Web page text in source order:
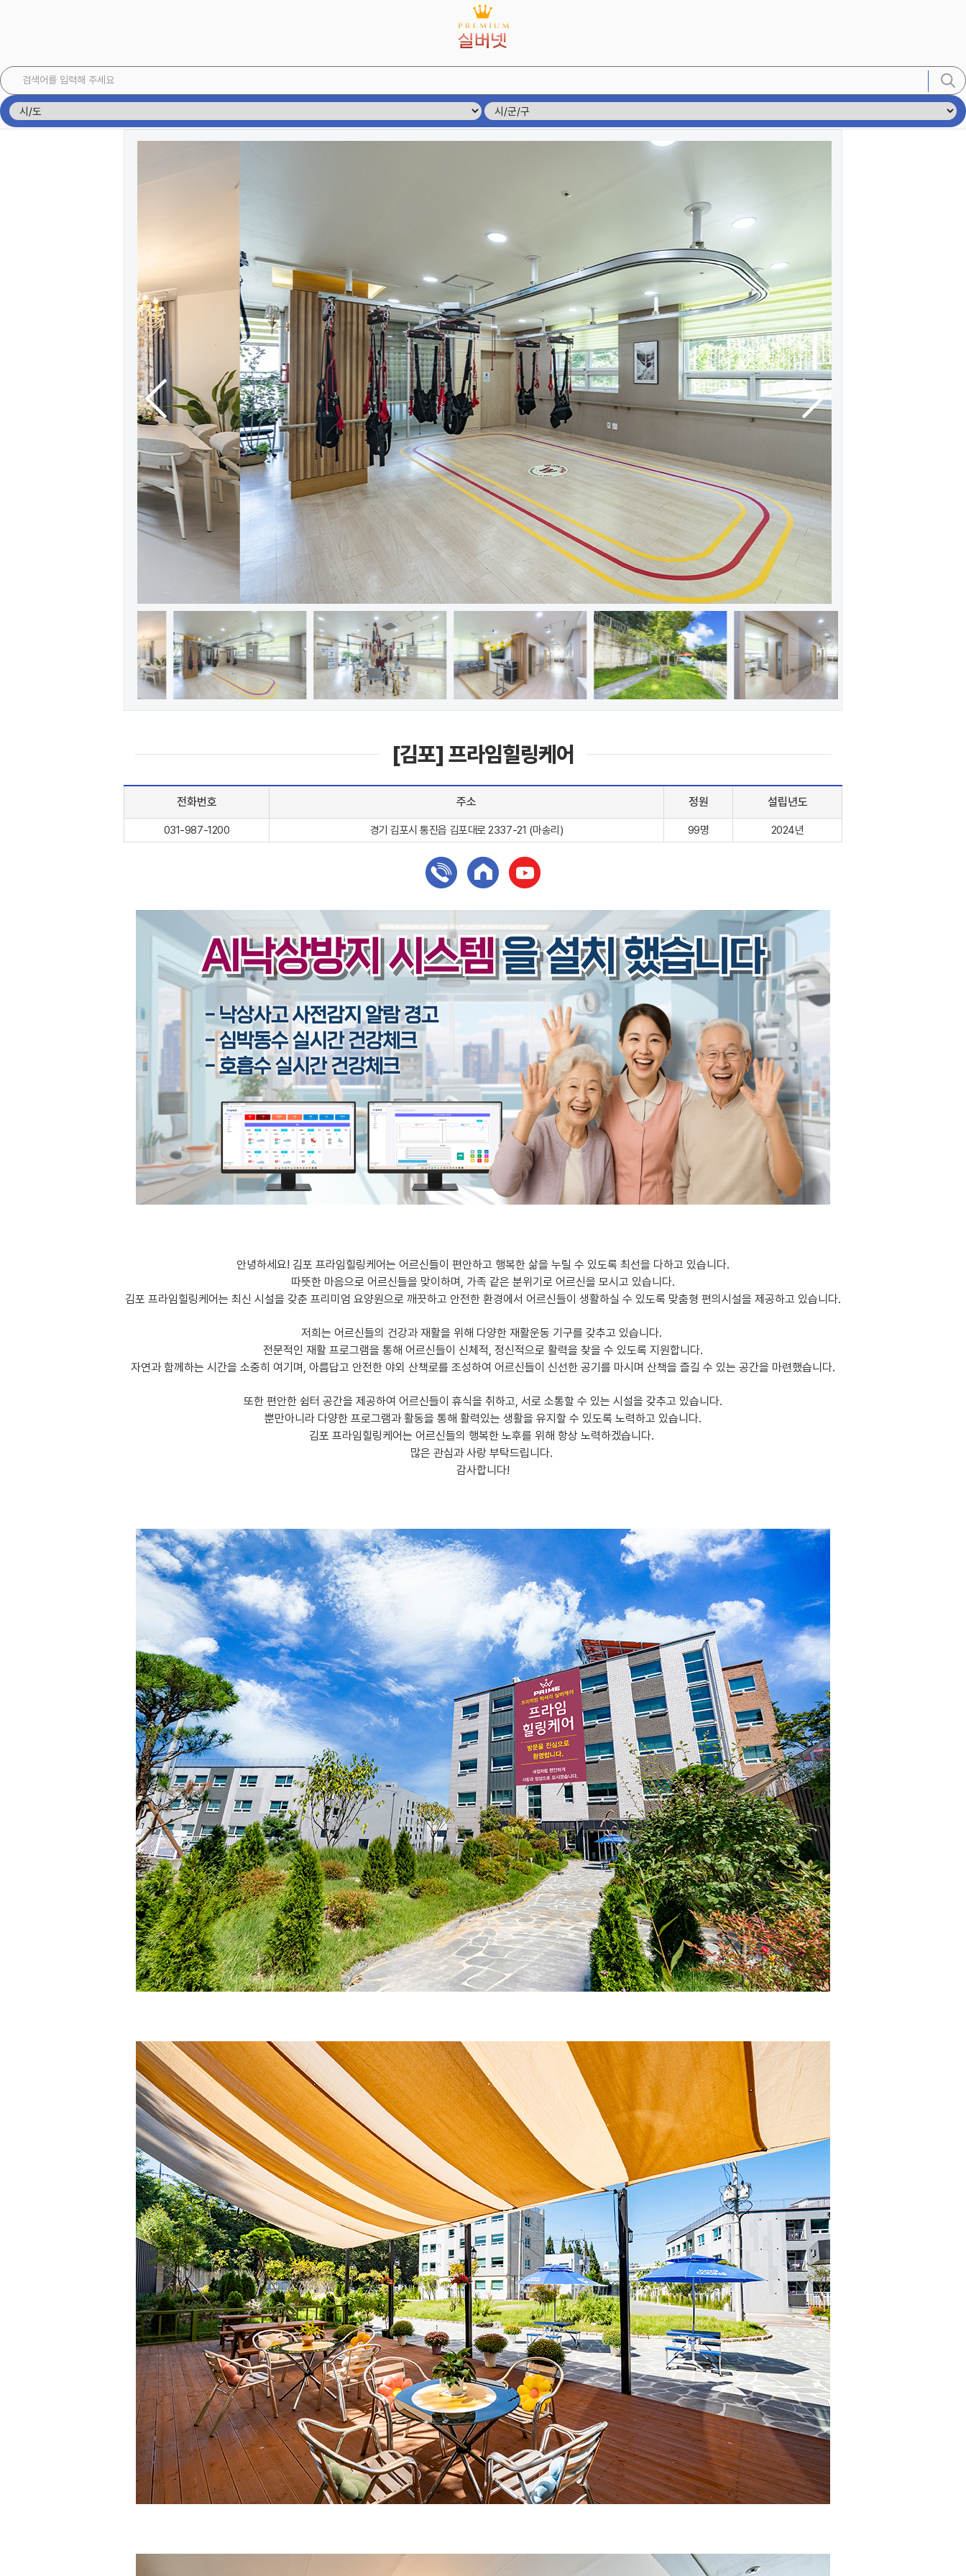
[김포] 프라임힐링케어
전화번호 주소 정원 설립년도
031-987-1200 경기 김포시 통진읍 김포대로 2337-21 (마송리) 99명 2024년
안녕하세요! 김포 프라임힐링케어는 어르신들이 편안하고 행복한 삶을 누릴 수 있도록 최선을 다하고 있습니다.
따뜻한 마음으로 어르신들을 맞이하며, 가족 같은 분위기로 어르신을 모시고 있습니다.
김포 프라임힐링케어는 최신 시설을 갖춘 프리미엄 요양원으로 깨끗하고 안전한 환경에서 어르신들이 생활하실 수 있도록 맞춤형 편의시설을 제공하고 있습니다.
저희는 어르신들의 건강과 재활을 위해 다양한 재활운동 기구를 갖추고 있습니다.
전문적인 재활 프로그램을 통해 어르신들이 신체적, 정신적으로 활력을 찾을 수 있도록 지원합니다.
자연과 함께하는 시간을 소중히 여기며, 아름답고 안전한 야외 산책로를 조성하여 어르신들이 신선한 공기를 마시며 산책을 즐길 수 있는 공간을 마련했습니다.
또한 편안한 쉼터 공간을 제공하여 어르신들이 휴식을 취하고, 서로 소통할 수 있는 시설을 갖추고 있습니다.
뿐만아니라 다양한 프로그램과 활동을 통해 활력있는 생활을 유지할 수 있도록 노력하고 있습니다.
김포 프라임힐링케어는 어르신들의 행복한 노후를 위해 항상 노력하겠습니다.
많은 관심과 사랑 부탁드립니다.
감사합니다!